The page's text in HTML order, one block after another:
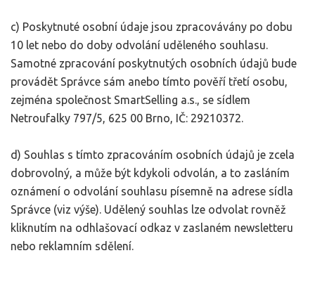
c) Poskytnuté osobní údaje jsou zpracovávány po dobu
10 let nebo do doby odvolání uděleného souhlasu.
Samotné zpracování poskytnutých osobních údajů bude
provádět Správce sám anebo tímto pověří třetí osobu,
zejména společnost SmartSelling a.s., se sídlem
Netroufalky 797/5, 625 00 Brno, IČ: 29210372.
d) Souhlas s tímto zpracováním osobních údajů je zcela
dobrovolný, a může být kdykoli odvolán, a to zasláním
oznámení o odvolání souhlasu písemně na adrese sídla
Správce (viz výše). Udělený souhlas lze odvolat rovněž
kliknutím na odhlašovací odkaz v zaslaném newsletteru
nebo reklamním sdělení.